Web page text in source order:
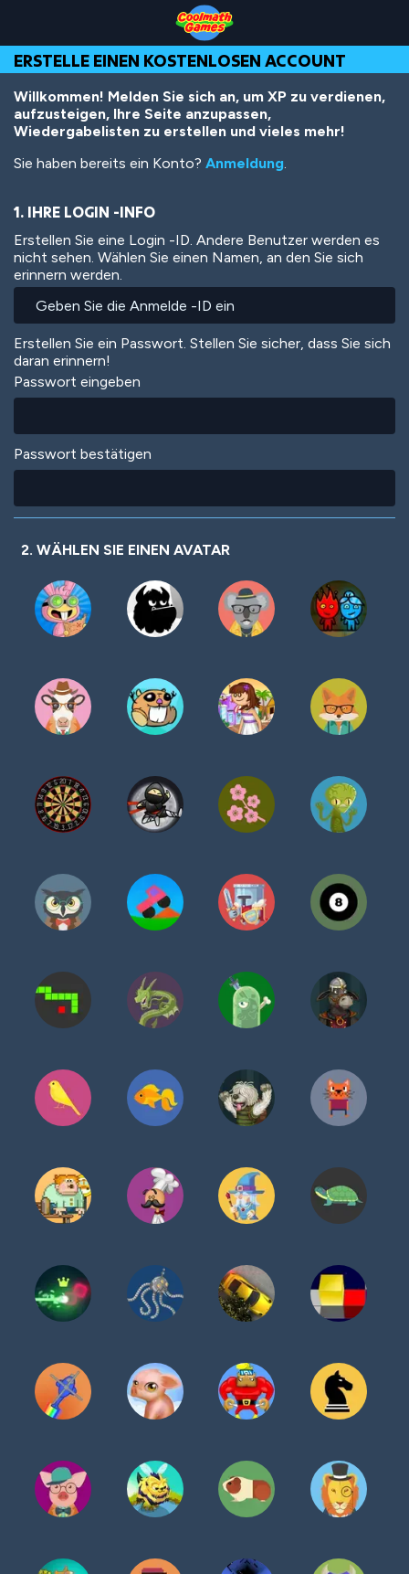
Top
of
Page
Navigation
Main
Content
Footer
Inhalt
ERSTELLE EINEN KOSTENLOSEN ACCOUNT
Willkommen! Melden Sie sich an, um XP zu verdienen,
aufzusteigen, Ihre Seite anzupassen,
Wiedergabelisten zu erstellen und vieles mehr!
Sie haben bereits ein Konto? Anmeldung.
1. IHRE LOGIN -INFO
Erstellen Sie eine Login -ID. Andere Benutzer werden es
nicht sehen. Wählen Sie einen Namen, an den Sie sich
erinnern werden.
Erstellen Sie ein Passwort. Stellen Sie sicher, dass Sie sich
daran erinnern!
Passwort eingeben
Passwort bestätigen
2. WÄHLEN SIE EINEN AVATAR